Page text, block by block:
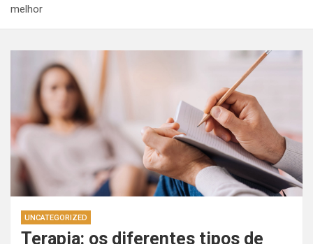
melhor
UNCATEGORIZED
Terapia: os diferentes tipos de